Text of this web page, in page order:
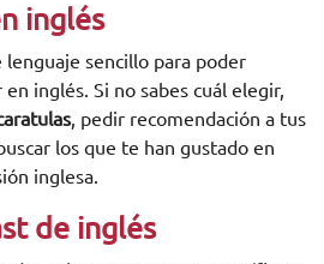
inglés
lenguaje sencillo para poder
inglés. Si no sabes cuál elegir,
, pedir recomendación a tus
los que te han gustado en
inglesa.
de inglés